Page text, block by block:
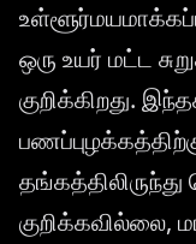
ஒரு உயர் மட்ட
குறிக்கிறது.
குறிக்கவில்லை,